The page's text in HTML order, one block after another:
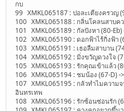
กบ
99 XMKL065187 : ปอละเตียงครวญ
100 XMKL065188 : กลิ่นโคลนสาบค
101 XMKL065189 : กัลปังหา (80-Eb)
102 XMKL065190 : ดอกฟ้าไร้กิ่งฟ้า
103 XMKL065191 : เธอลืมสาบาน
104 XMKL065192 : มิ่งขวัญดวงใจ
105 XMKL065193 : รักคุณเข้าแล้ว
106 XMKL065194 : ชมน้อง (67-D) -
107 XMKL065195 : กลัวทำไมความ
อินทรเทพ
108 XMKL065196 : รักซ้อนซ่อนรัก